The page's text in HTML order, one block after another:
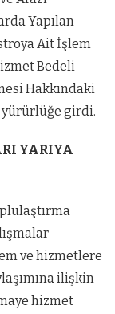
Yapılan
Ait İşlem
Bedeli
Hakkındaki
yürürlüğe girdi.
YARIYA
ve hizmetlere
ilişkin
hizmet